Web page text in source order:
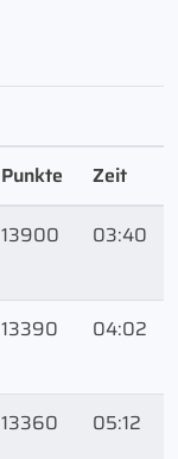
Punkte Zeit
13900 03:40
13390 04:02
13360 05:12